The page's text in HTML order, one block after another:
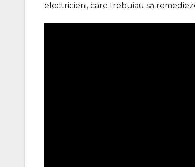
electricieni, care trebuiau să